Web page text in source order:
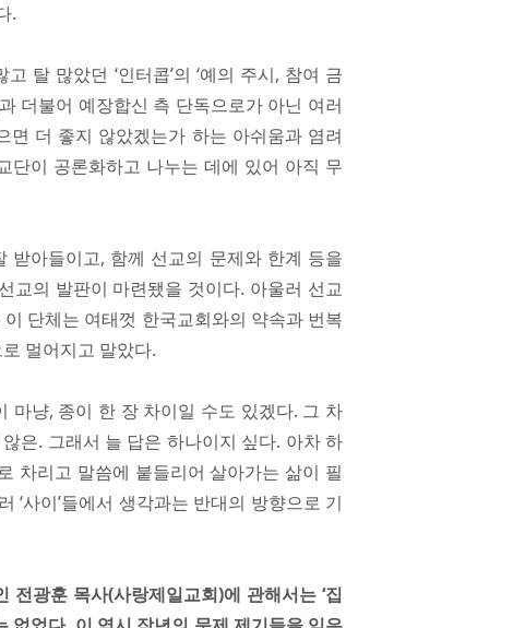
.
탈 많았던 ‘인터콥’의 ‘예의 주시, 참여 금
더불어 예장합신 측 단독으로가 아닌 여러
더 좋지 않았겠는가 하는 아쉬움과 염려
단이 공론화하고 나누는 데에 있어 아직 무
받아들이고, 함께 선교의 문제와 한계 등을
교의 발판이 마련됐을 것이다. 아울러 선교
단체는 여태껏 한국교회와의 약속과 번복
멀어지고 말았다.
마냥, 종이 한 장 차이일 수도 있겠다. 그 차
은. 그래서 늘 답은 하나이지 싶다. 아차 하
차리고 말씀에 붙들리어 살아가는 삶이 필
‘사이’들에서 생각과는 반대의 방향으로 기
광훈 목사(사랑제일교회)에 관해서는 ‘집